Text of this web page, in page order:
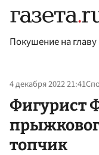
Покушение на
4 декабря 2022 21:41
Фигурист
топчик